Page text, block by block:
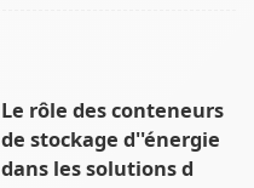
Le rôle des conteneurs
de stockage d''énergie
dans les solutions d